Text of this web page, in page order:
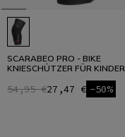
SCARABEO PRO - BIKE
KNIESCHÜTZER FÜR KINDER
54,95 €27,47 € -50%